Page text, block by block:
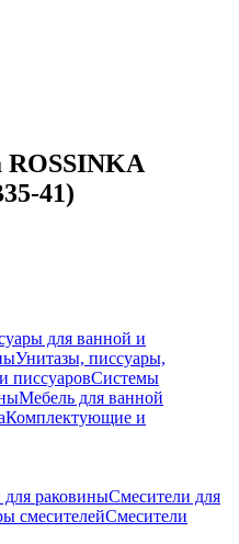
ROSSINKA
41)
для ванной и
Унитазы, писсуары,
писсуаровСистемы
Мебель для ванной
Комплектующие и
раковиныСмесители для
смесителейСмесители